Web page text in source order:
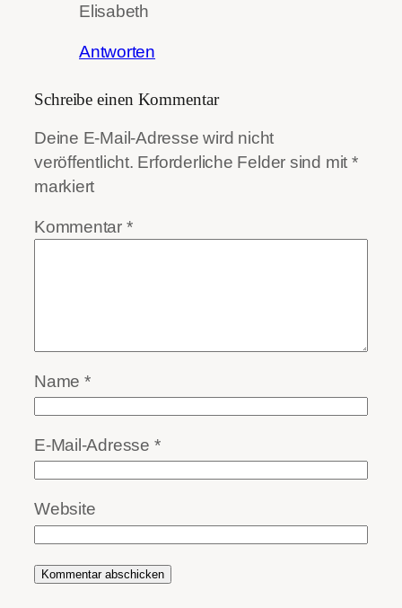
Elisabeth
Antworten
Schreibe einen Kommentar
Deine E-Mail-Adresse wird nicht
veröffentlicht. Erforderliche Felder sind mit *
markiert
Kommentar *
Name *
E-Mail-Adresse *
Website